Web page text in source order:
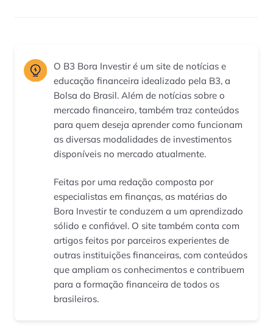
O B3 Bora Investir é um site de notícias e
educação financeira idealizado pela B3, a
Bolsa do Brasil. Além de notícias sobre o
mercado financeiro, também traz conteúdos
para quem deseja aprender como funcionam
as diversas modalidades de investimentos
disponíveis no mercado atualmente.
Feitas por uma redação composta por
especialistas em finanças, as matérias do
Bora Investir te conduzem a um aprendizado
sólido e confiável. O site também conta com
artigos feitos por parceiros experientes de
outras instituições financeiras, com conteúdos
que ampliam os conhecimentos e contribuem
para a formação financeira de todos os
brasileiros.